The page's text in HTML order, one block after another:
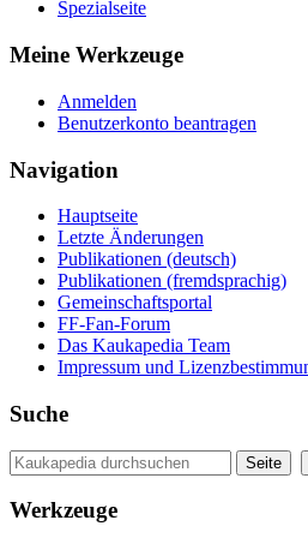
Spezialseite
Meine Werkzeuge
Anmelden
Benutzerkonto beantragen
Navigation
Hauptseite
Letzte Änderungen
Publikationen (deutsch)
Publikationen (fremdsprachig)
Gemeinschaftsportal
FF-Fan-Forum
Das Kaukapedia Team
Impressum und
Suche
Werkzeuge